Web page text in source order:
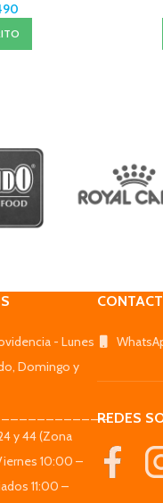
- Lunes
Domingo y
y 44 (Zona
10:00 –
11:00 –
REDES